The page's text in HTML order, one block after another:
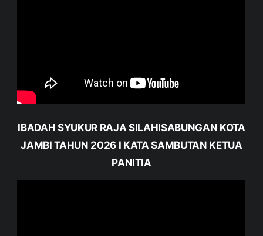
IBADAH SYUKUR RAJA SILAHISABUNGAN KOTA
JAMBI TAHUN 2026 I KATA SAMBUTAN KETUA
PANITIA